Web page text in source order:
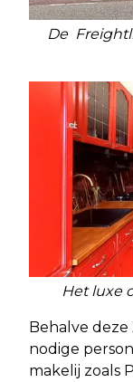
De
Het luxe
Behalve deze
nodige
makelij zoals